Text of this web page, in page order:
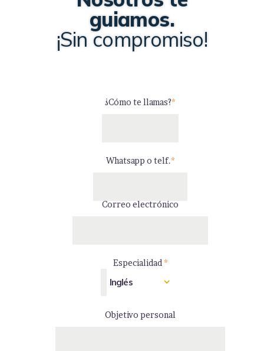
guiamos.
¡Sin compromiso!
¿Cómo te llamas?*
Whatsapp o telf.*
Correo electrónico
Especialidad *
Objetivo personal